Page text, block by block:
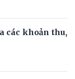
các khoản thu,